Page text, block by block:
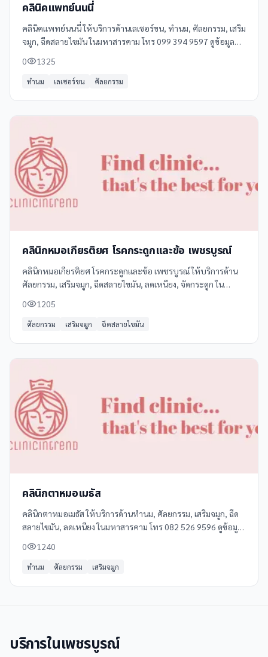
คลินิคแพทย์นนนี่
คลินิคแพทย์นนนี่ ให้บริการด้านเลเซอร์ขน, ทำนม, ศัลยกรรม, เสริม
จมูก, ฉีดสลายไขมัน ในมหาสารคาม โทร 099 394 9597 ดูข้อมูล
0 1325
ทำนม เลเซอร์ขน ศัลยกรรม
คลินิกหมอเกียรติยศ โรคกระดูกและข้อ เพชรบูรณ์
คลินิกหมอเกียรติยศ โรคกระดูกและข้อ เพชรบูรณ์ ให้บริการด้าน
ศัลยกรรม, เสริมจมูก, ฉีดสลายไขมัน, ลดเหนียง, จัดกระดูก ใน
ได้ที่ Clinicintrend
0 1205
ศัลยกรรม เสริมจมูก ฉีดสลายไขมัน
คลินิกตาหมอเมธัส
คลินิกตาหมอเมธัส ให้บริการด้านทำนม, ศัลยกรรม, เสริมจมูก, ฉีด
สลายไขมัน, ลดเหนียง ในมหาสารคาม โทร 082 526 9596 ดูข้อมูล
0 1240
ทำนม ศัลยกรรม เสริมจมูก
บริการในเพชรบูรณ์